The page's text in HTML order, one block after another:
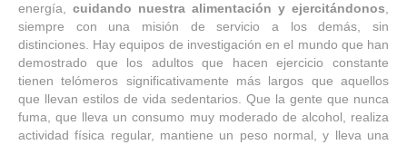
energía, cuidando nuestra alimentación y ejercitándonos
siempre con una misión de servicio a los demás, sin
distinciones. Hay equipos de investigación en el mundo que han
demostrado que los adultos que hacen ejercicio constante
tienen telómeros significativamente más largos que aquellos
que llevan estilos de vida sedentarios. Que la gente que nunca
fuma, que lleva un consumo muy moderado de alcohol, realiza
actividad física regular, mantiene un peso normal, y lleva una